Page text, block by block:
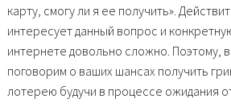
карту, смогу ли я ее получить».
интересует данный вопрос и
интернете довольно сложно. Поэтому,
поговорим о ваших шансах получить
лотерею будучи в процессе ожидания